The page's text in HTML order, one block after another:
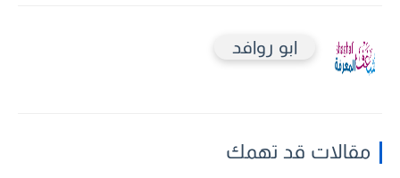
ابو روافد
مقالات قد تهمك